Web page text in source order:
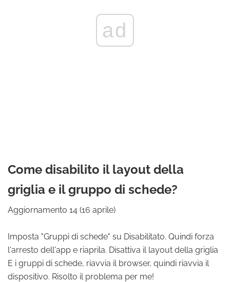
ad
Come disabilito il layout della
griglia e il gruppo di schede?
Aggiornamento 14 (16 aprile)
Imposta "Gruppi di schede" su Disabilitato. Quindi forza
l'arresto dell'app e riaprila. Disattiva il layout della griglia
E i gruppi di schede, riavvia il browser, quindi riavvia il
dispositivo. Risolto il problema per me!